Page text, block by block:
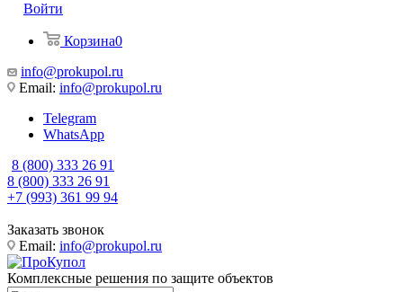
Войти
Корзина0
info@prokupol.ru
Email: info@prokupol.ru
Telegram
WhatsApp
8 (800) 333 26 91
8 (800) 333 26 91
+7 (993) 361 99 94
Заказать звонок
Email: info@prokupol.ru
Комплексные решения по защите объектов